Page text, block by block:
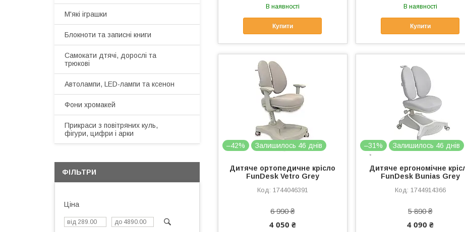
В наявності
Купити
В наявності
Купити
–42% Залишилось 46 днів
Дитяче ортопедичне крісло
FunDesk Vetro Grey
1744046391
6 990 ₴
4 050 ₴
–31% Залишилось 46 днів
Дитяче ергономічне
FunDesk Bunias Grey
1744914366
5 890 ₴
4 090 ₴
М'які іграшки
Блокноти та записні книги
Самокати дтячі, дорослі та
трюкові
Автолампи, LED-лампи та ксенон
Фони хромакей
Прикраси з повітряних куль,
фігури, цифри і арки
ФІЛЬТРИ
Ціна